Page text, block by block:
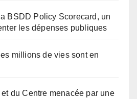
BSDD Policy Scorecard, un
les dépenses publiques
millions de vies sont en
et du Centre menacée par une